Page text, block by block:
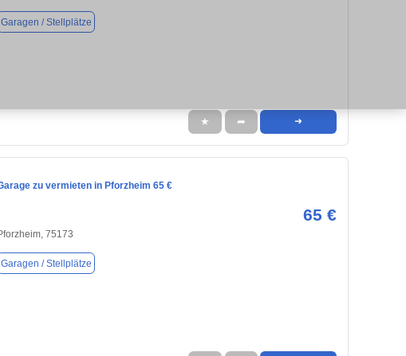
Garagen / Stellplätze
★ ➦ ➜
zu vermieten in Pforzheim 65 €
65 €
75173
Garagen / Stellplätze